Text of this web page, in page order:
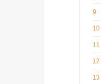
9
10
11
12
13